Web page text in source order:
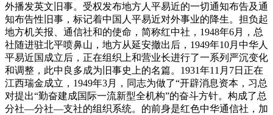
外播发英文旧事。受权发布地方人平易近的一切通知布告及通
知布告性旧事，标记着中国人平易近对外事业的降生。担负起
地方机关报、通信社和的使命，简称红中社，1948年6月，总
社随进驻北平喷鼻山，地方从延安撤出后，1949年10月中华人
平易近国成立后，正在组织上和营业长进行了一系列严沉变化
和调整，此中良多成为旧事史上的名篇。1931年11月7日正在
江西瑞金成立，1949年3月，同志为做了“开辟消息资本，习总
对提出“勤奋建成国际一流新型全机构”的奋斗方针。构成了总
分社—分社—支社的组织系统。的前身是红色中华通信社，加